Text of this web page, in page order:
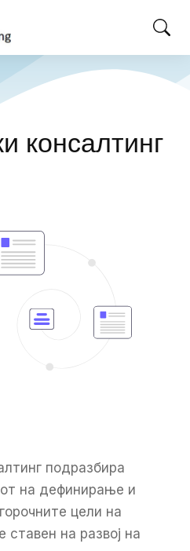
консалтинг
подразбира
на дефинирање и
цели на
ставен на развој на